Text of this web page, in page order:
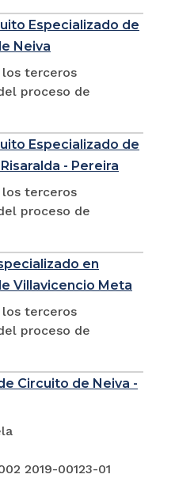
Especializado de
Neiva
terceros
proceso de
Especializado de
- Pereira
terceros
proceso de
en
Villavicencio Meta
terceros
proceso de
Circuito de Neiva -
2019-00123-01